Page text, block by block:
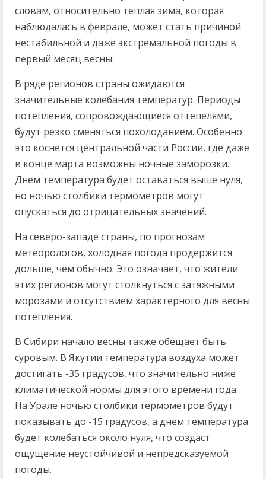
словам, относительно теплая зима, которая
наблюдалась в феврале, может стать причиной
нестабильной и даже экстремальной погоды в
первый месяц весны.
В ряде регионов страны ожидаются
значительные колебания температур. Периоды
потепления, сопровождающиеся оттепелями,
будут резко сменяться похолоданием. Особенно
это коснется центральной части России, где даже
в конце марта возможны ночные заморозки.
Днем температура будет оставаться выше нуля,
но ночью столбики термометров могут
опускаться до отрицательных значений.
На северо-западе страны, по прогнозам
метеорологов, холодная погода продержится
дольше, чем обычно. Это означает, что жители
этих регионов могут столкнуться с затяжными
морозами и отсутствием характерного для весны
потепления.
В Сибири начало весны также обещает быть
суровым. В Якутии температура воздуха может
достигать -35 градусов, что значительно ниже
климатической нормы для этого времени года.
На Урале ночью столбики термометров будут
показывать до -15 градусов, а днем температура
будет колебаться около нуля, что создаст
ощущение неустойчивой и непредсказуемой
погоды.